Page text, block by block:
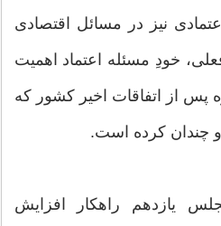
نیز در مسائل اقتصادی
خودِ مسئله اعتماد اهمیت
پس از اتفاقات اخیر کشور که
چندان کرده است.
یازدهم راهکار افزایش